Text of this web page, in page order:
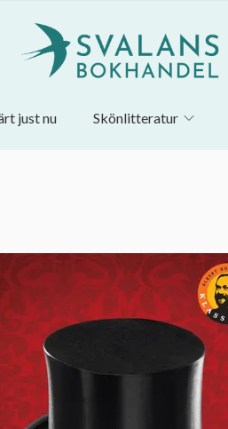
just nu Skönlitteratur